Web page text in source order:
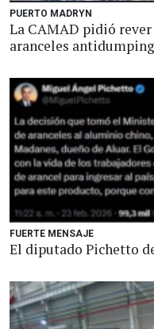
PUERTO MADRYN
La CAMAD pidió
aranceles
FUERTE MENSAJE
El diputado Pichetto